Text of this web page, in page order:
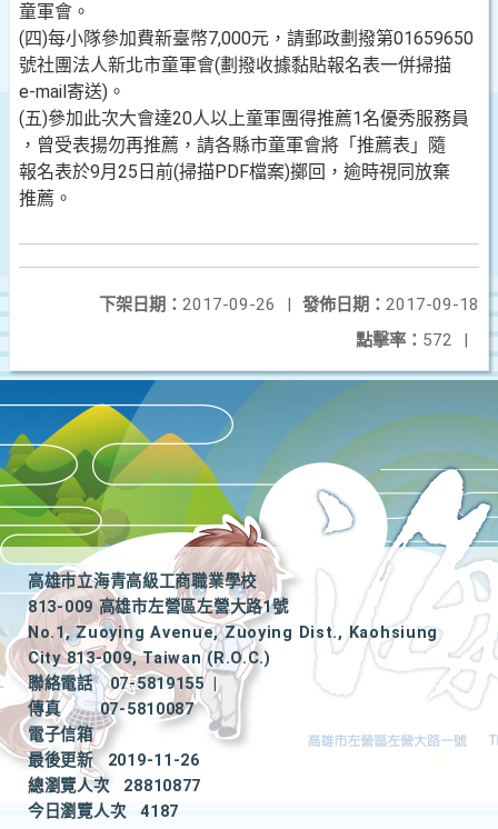
童軍會。
(四)每小隊參加費新臺幣7,000元，請郵政劃撥第01659650
號社團法人新北市童軍會(劃撥收據黏貼報名表一併掃描
e-mail寄送)。
(五)參加此次大會達20人以上童軍團得推薦1名優秀服務員
，曾受表揚勿再推薦，請各縣市童軍會將「推薦表」隨
報名表於9月25日前(掃描PDF檔案)擲回，逾時視同放棄
推薦。
發佈日期： 2017-09-18
下架日期： 2017-09-26
|
點擊率： 572 |
高雄市立海青高級工商職業學校
813-009 高雄市左營區左營大路1號
No.1, Zuoying Avenue, Zuoying Dist., Kaohsiung
City 813-009, Taiwan (R.O.C.)
聯絡電話
07-5819155
|
傳真
07-5810087
電子信箱
最後更新
2019-11-26
總瀏覽人次
28810877
今日瀏覽人次
4187